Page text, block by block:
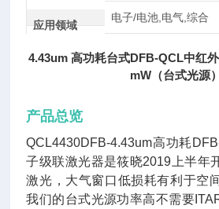
应用领域
电子/电池,电气,综合
4.43um 高功耗台式DFB-QCL中红
mW（台式光源）
产品总览
QCL4430DFB-4.43um高功耗
子级联激光器是筱晓2019上半年
激光，大气窗口低损耗有利于空
我们的台式光源功率高不需要